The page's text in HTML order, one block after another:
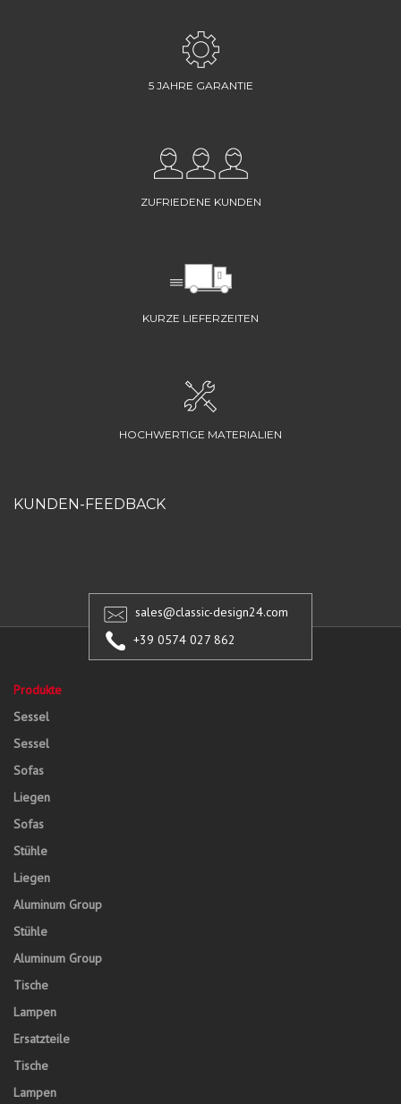
5 JAHRE GARANTIE
ZUFRIEDENE KUNDEN
KURZE LIEFERZEITEN
HOCHWERTIGE MATERIALIEN
KUNDEN-FEEDBACK
sales@classic-design24.com
+39 0574 027 862
Produkte
Sessel
Sessel
Sofas
Liegen
Sofas
Stühle
Liegen
Aluminum Group
Stühle
Aluminum Group
Tische
Lampen
Ersatzteile
Tische
Lampen